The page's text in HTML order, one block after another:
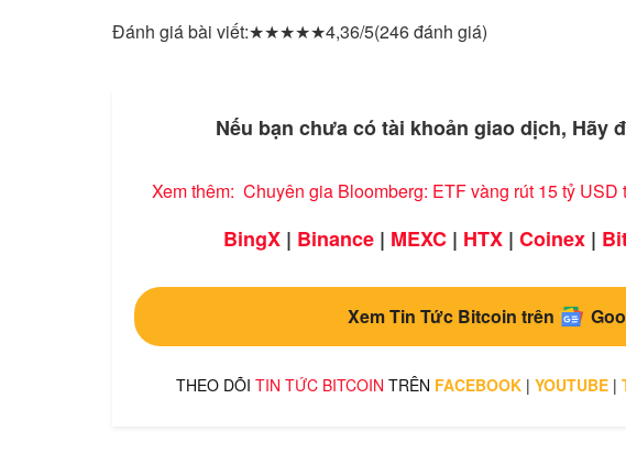
Đánh giá bài viết:★★★★★4,36/5(246 đánh giá)
Nếu bạn chưa có tài khoản giao dịch, Hãy
Xem thêm: Chuyên gia Bloomberg: ETF vàng rút 15 tỷ
BingX| Binance| MEXC| HTX| Coinex|
Xem Tin Tức Bitcoin trên
THEO DÕI TIN TỨC BITCOIN TRÊN FACEBOOK| YOUTUBE|